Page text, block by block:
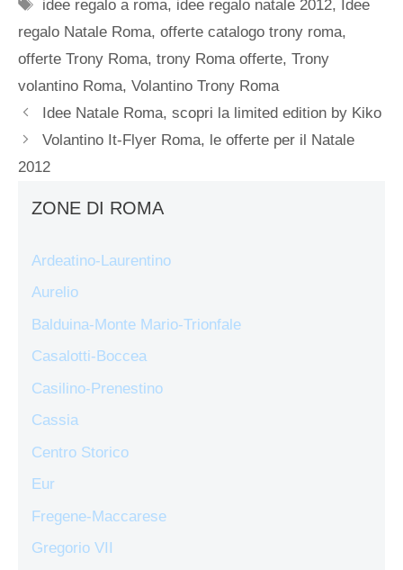
idee regalo a roma, idee regalo natale 2012, Idee
regalo Natale Roma, offerte catalogo trony roma,
offerte Trony Roma, trony Roma offerte, Trony
volantino Roma, Volantino Trony Roma
Idee Natale Roma, scopri la limited edition by Kiko
Volantino It-Flyer Roma, le offerte per il Natale
2012
ZONE DI ROMA
Ardeatino-Laurentino
Aurelio
Balduina-Monte Mario-Trionfale
Casalotti-Boccea
Casilino-Prenestino
Cassia
Centro Storico
Eur
Fregene-Maccarese
Gregorio VII